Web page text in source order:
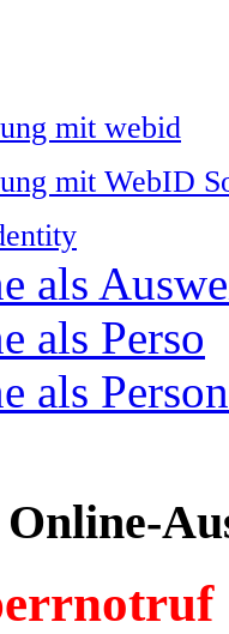
mit webid
mit WebID
als
als Perso
als